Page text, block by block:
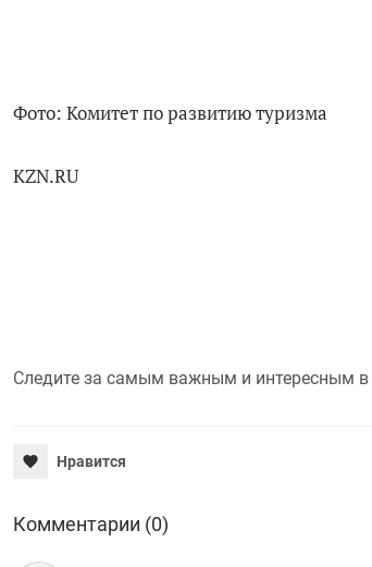
Фото: Комитет по развитию туризма
KZN.RU
Следите за самым важным и интересным в
Нравится
Комментарии (0)